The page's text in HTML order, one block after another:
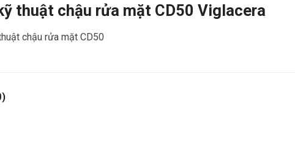
thuật chậu rửa mặt CD50 Viglacera